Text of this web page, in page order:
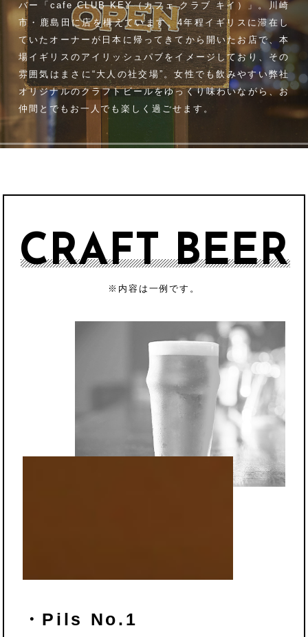
バー「cafe CLUB KEY（カフェ クラブ キイ）」。
川崎
市・鹿島田に店を構えています。4年程イギリスに滞在し
ていたオーナーが 日本に帰ってきてから開いたお店で、本
場イギリスのアイリッシュパブをイメージしており、 その
雰囲気はまさに“大人の社交場”。女性でも飲みやすい弊社
オリジナルのクラフトビールをゆっくり味わいながら、お
仲間とでもお一人でも楽しく過ごせます。
CRAFT BEER
※内容は一例です。
・Pils No.1